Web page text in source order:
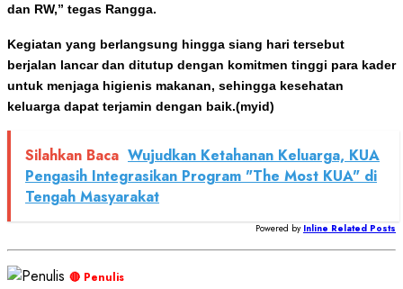
dan RW,” tegas Rangga.
Kegiatan yang berlangsung hingga siang hari tersebut
berjalan lancar dan ditutup dengan komitmen tinggi para kader
untuk menjaga higienis makanan, sehingga kesehatan
keluarga dapat terjamin dengan baik.(myid)
Silahkan Baca Wujudkan Ketahanan Keluarga, KUA
Pengasih Integrasikan Program "The Most KUA" di
Tengah Masyarakat
Powered by Inline Related Posts
🔴 Penulis